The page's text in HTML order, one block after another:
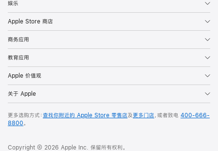
娱乐
Apple Store 商店
商务应用
教育应用
Apple 价值观
关于 Apple
更多选购方式：查找你附近的 Apple Store 零售店及更多门店，或者致电 400-666-
8800。
Copyright © 2026 Apple Inc. 保留所有权利。